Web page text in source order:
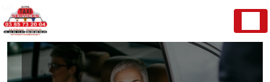
Panneau de gestion des cookies